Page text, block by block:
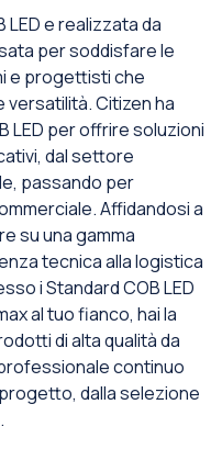
LED e realizzata da
per soddisfare le
e progettisti che
Citizen ha
LED per offrire soluzioni
dal settore
passando per
Affidandosi a
su una gamma
tecnica alla logistica
i Standard COB LED
al tuo fianco, hai la
di alta qualità da
continuo
dalla selezione